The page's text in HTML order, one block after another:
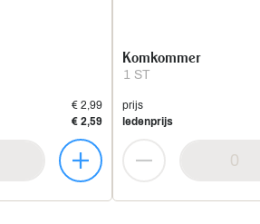
€ 2,99
€ 2,59
1 ST
Komkommer
prijs
ledenprijs